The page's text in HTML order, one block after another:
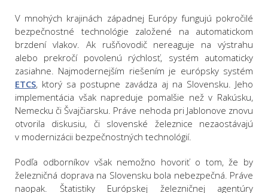
V mnohých krajinách západnej Európy fungujú pokročilé
bezpečnostné technológie založené na automatickom
brzdení vlakov. Ak rušňovodič nereaguje na výstrahu
alebo prekročí povolenú rýchlosť, systém automaticky
zasiahne. Najmodernejším riešením je európsky systém
ETCS, ktorý sa postupne zavádza aj na Slovensku. Jeho
implementácia však napreduje pomalšie než v Rakúsku,
Nemecku či Švajčiarsku. Práve nehoda pri Jablonove znovu
otvorila diskusiu, či slovenské železnice nezaostávajú
v modernizácii bezpečnostných technológií.
Podľa odborníkov však nemožno hovoriť o tom, že by
železničná doprava na Slovensku bola nebezpečná. Práve
naopak. Štatistiky Európskej železničnej agentúry